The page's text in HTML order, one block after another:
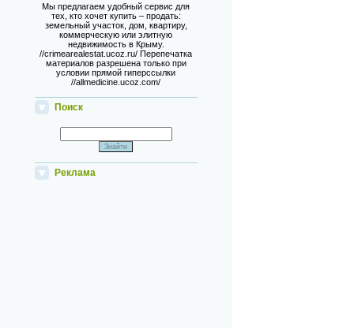
Мы предлагаем удобный сервис для
тех, кто хочет купить – продать:
земельный участок, дом, квартиру,
коммерческую или элитную
недвижимость в Крыму.
//crimearealestat.ucoz.ru/ Перепечатка
материалов разрешена только при
условии прямой гиперссылки
//allmedicine.ucoz.com/
Поиск
Реклама